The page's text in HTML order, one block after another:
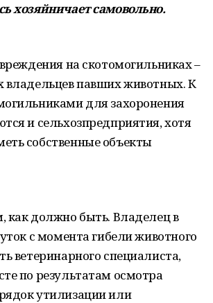
хозяйничает самовольно.
на скотомогильниках –
владельцев павших животных. К
для захоронения
и сельхозпредприятия, хотя
собственные объекты
как должно быть. Владелец в
с момента гибели животного
ветеринарного специалиста,
по результатам осмотра
утилизации или